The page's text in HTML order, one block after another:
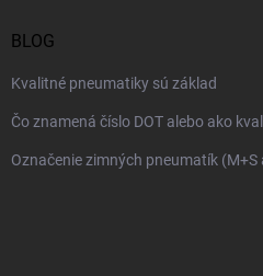
BLOG
Kvalitné pneumatiky sú základ
Čo znamená číslo DOT alebo ako
Označenie zimných pneumatík